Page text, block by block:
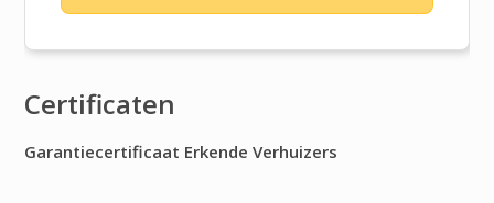
Certificaten
Garantiecertificaat Erkende Verhuizers